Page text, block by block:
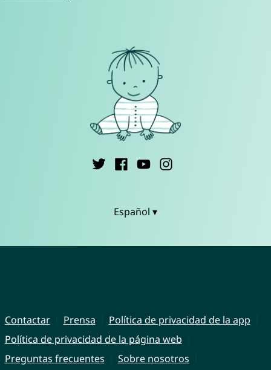
Español ▾
Contactar Prensa
Política de privacidad de la app
Política de privacidad de la página web
Preguntas frecuentes
Sobre nosotros